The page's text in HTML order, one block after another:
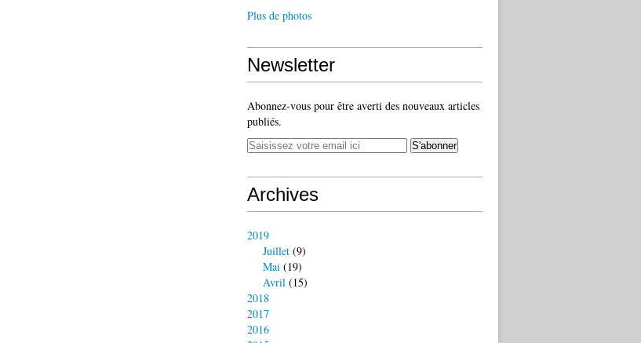
Plus de photos
Newsletter
Abonnez-vous pour être averti des nouveaux articles
publiés.
Archives
2019
Juillet (9)
Mai (19)
Avril (15)
2018
2017
2016